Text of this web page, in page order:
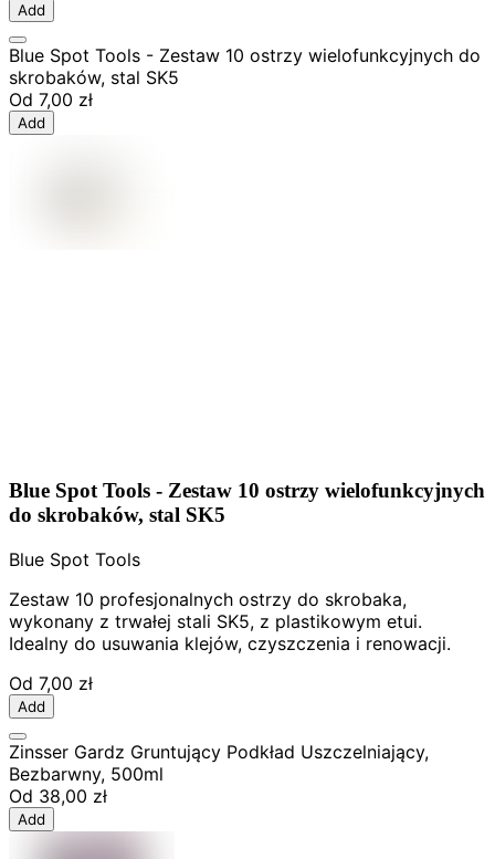
Add
Blue Spot Tools - Zestaw 10 ostrzy wielofunkcyjnych do
skrobaków, stal SK5
Od 7,00 zł
Add
Blue Spot Tools - Zestaw 10 ostrzy wielofunkcyjnych
do skrobaków, stal SK5
Blue Spot Tools
Zestaw 10 profesjonalnych ostrzy do skrobaka,
wykonany z trwałej stali SK5, z plastikowym etui.
Idealny do usuwania klejów, czyszczenia i renowacji.
Od 7,00 zł
Add
Zinsser Gardz Gruntujący Podkład Uszczelniający,
Bezbarwny, 500ml
Od 38,00 zł
Add